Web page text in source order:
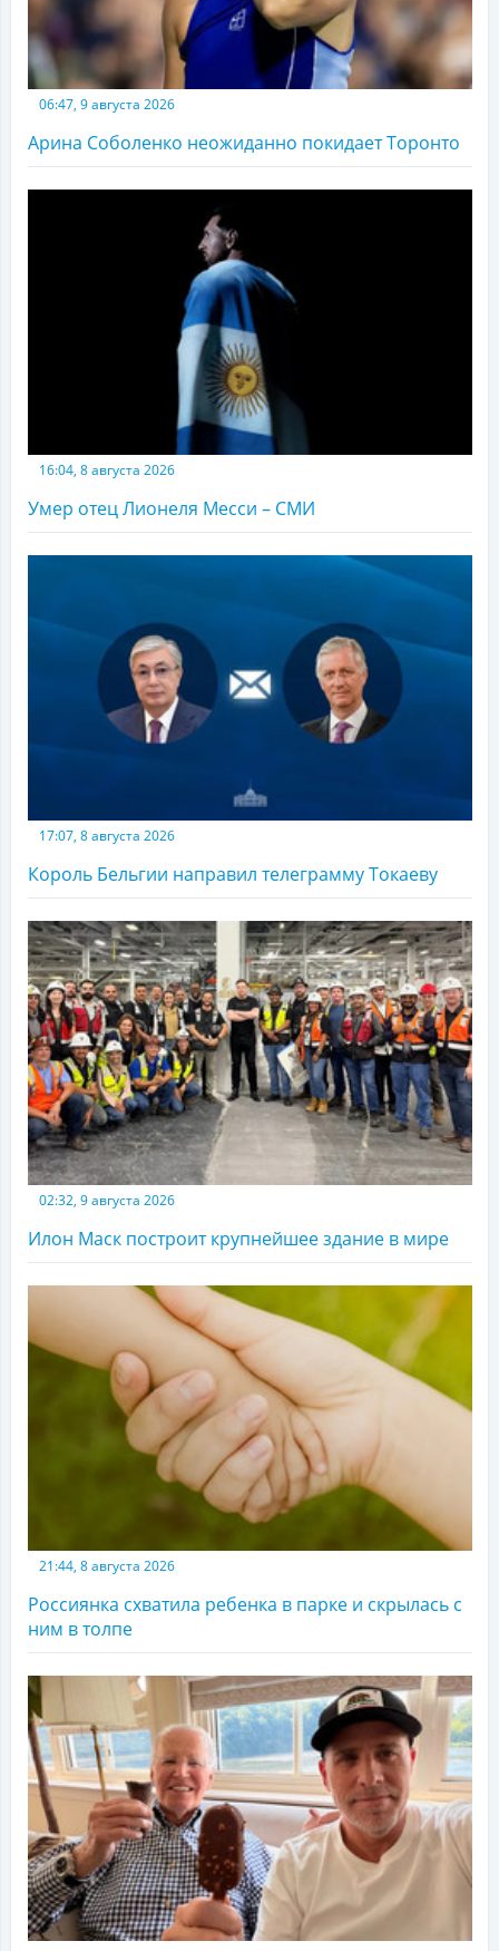
06:47, 9 августа 2026
Арина Соболенко неожиданно покидает Торонто
16:04, 8 августа 2026
Умер отец Лионеля Месси – СМИ
17:07, 8 августа 2026
Король Бельгии направил телеграмму Токаеву
02:32, 9 августа 2026
Илон Маск построит крупнейшее здание в мире
21:44, 8 августа 2026
Россиянка схватила ребенка в парке и скрылась с
ним в толпе